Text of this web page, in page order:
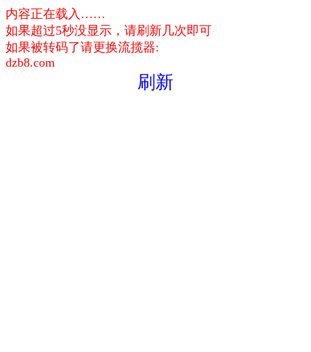
内容正在载入……
如果超过5秒没显示，请刷新几次即可
如果被转码了请更换流揽器:
dzb8.com
刷新